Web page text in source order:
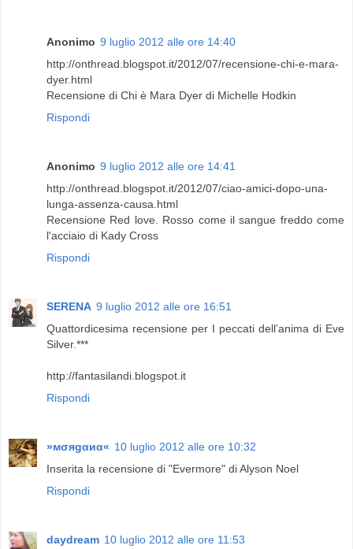
Anonimo 9 luglio 2012 alle ore 14:40
http://onthread.blogspot.it/2012/07/recensione-chi-e-mara-
dyer.html
Recensione di Chi è Mara Dyer di Michelle Hodkin
Rispondi
Anonimo 9 luglio 2012 alle ore 14:41
http://onthread.blogspot.it/2012/07/ciao-amici-dopo-una-
lunga-assenza-causa.html
Recensione Red love. Rosso come il sangue freddo come
l'acciaio di Kady Cross
Rispondi
SERENA 9 luglio 2012 alle ore 16:51
Quattordicesima recensione per I peccati dell’anima di Eve
Silver.***
http://fantasilandi.blogspot.it
Rispondi
»мσяgαиα« 10 luglio 2012 alle ore 10:32
Inserita la recensione di "Evermore" di Alyson Noel
Rispondi
daydream 10 luglio 2012 alle ore 11:53